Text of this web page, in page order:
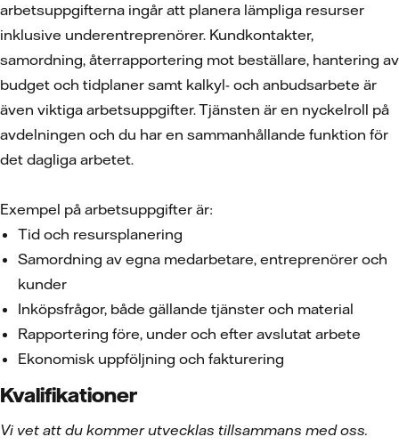
arbetsuppgifterna ingår att planera lämpliga resurser
inklusive underentreprenörer. Kundkontakter,
samordning, återrapportering mot beställare, hantering av
budget och tidplaner samt kalkyl- och anbudsarbete är
även viktiga arbetsuppgifter. Tjänsten är en nyckelroll på
avdelningen och du har en sammanhållande funktion för
det dagliga arbetet.
Exempel på arbetsuppgifter är:
Tid och resursplanering
Samordning av egna medarbetare, entreprenörer och
kunder
Inköpsfrågor, både gällande tjänster och material
Rapportering före, under och efter avslutat arbete
Ekonomisk uppföljning och fakturering
Kvalifikationer
Vi vet att du kommer utvecklas tillsammans med oss.